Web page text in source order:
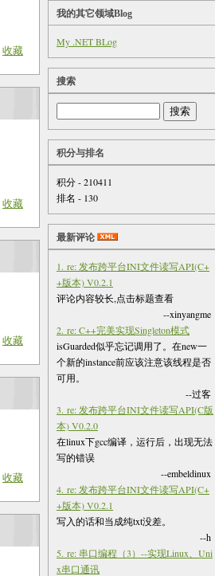
收藏
收藏
收藏
收藏
我的其它领域Blog
My .NET BLog
搜索
积分与排名
积分 - 210411
排名 - 130
最新评论
1. re: 发布跨平台INI文件读写API(C+
+版本) V0.2.1
评论内容较长,点击标题查看
--xinyangme
2. re: C++完美实现Singleton模式
isGuarded似乎忘记调用了。在new一
个新的instance前应该注意该线程是否
可用。
--过客
3. re: 发布跨平台INI文件读写API(C版
本) V0.2.0
在linux下gcc编译，运行后，出现无法
写的错误
--embeldinux
4. re: 发布跨平台INI文件读写API(C+
+版本) V0.2.1
写入的话和当成纯txt没差。
--h
5. re: 串口编程（3）--实现Linux、Uni
x串口通讯